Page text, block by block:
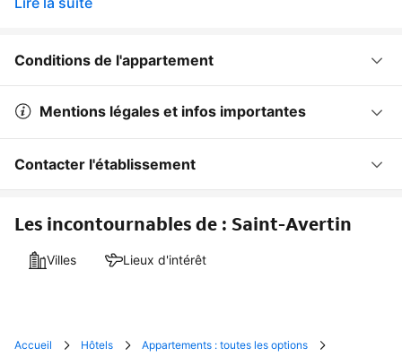
Conditions de l'appartement
Mentions légales et infos importantes
Contacter l'établissement
Les incontournables de : Saint-Avertin
Villes Lieux d'intérêt
Accueil Hôtels Appartements : toutes les options